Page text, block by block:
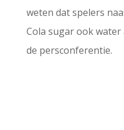
weten dat spelers
Cola sugar ook water
de persconferentie.